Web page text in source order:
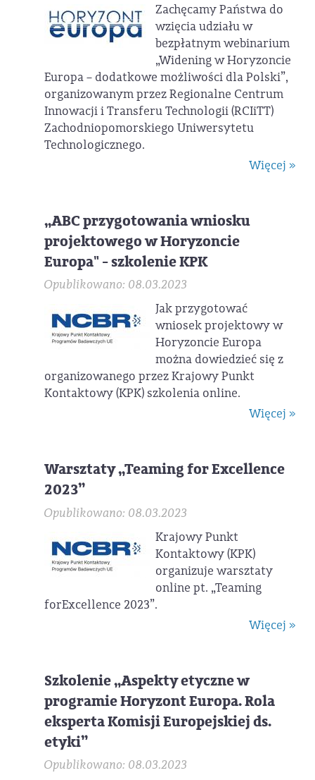
Zachęcamy Państwa do
wzięcia udziału w
bezpłatnym webinarium
„Widening w Horyzoncie
Europa – dodatkowe możliwości dla Polski”,
organizowanym przez Regionalne Centrum
Innowacji i Transferu Technologii (RCIiTT)
Zachodniopomorskiego Uniwersytetu
Technologicznego.
Więcej »
„ABC przygotowania wniosku
projektowego w Horyzoncie
Europa" - szkolenie KPK
Opublikowano: 08.03.2023
Jak przygotować
wniosek projektowy w
Horyzoncie Europa
można dowiedzieć się z
organizowanego przez Krajowy Punkt
Kontaktowy (KPK) szkolenia online.
Więcej »
Warsztaty „Teaming for Excellence
2023”
Opublikowano: 08.03.2023
Krajowy Punkt
Kontaktowy (KPK)
organizuje warsztaty
online pt. „Teaming
forExcellence 2023”.
Więcej »
Szkolenie „Aspekty etyczne w
programie Horyzont Europa. Rola
eksperta Komisji Europejskiej ds.
etyki”
Opublikowano: 08.03.2023